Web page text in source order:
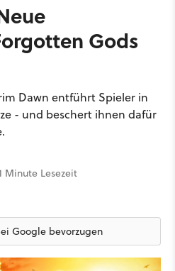
Gods
Dawn entführt Spieler in
- und beschert ihnen dafür
Minute Lesezeit
Google bevorzugen